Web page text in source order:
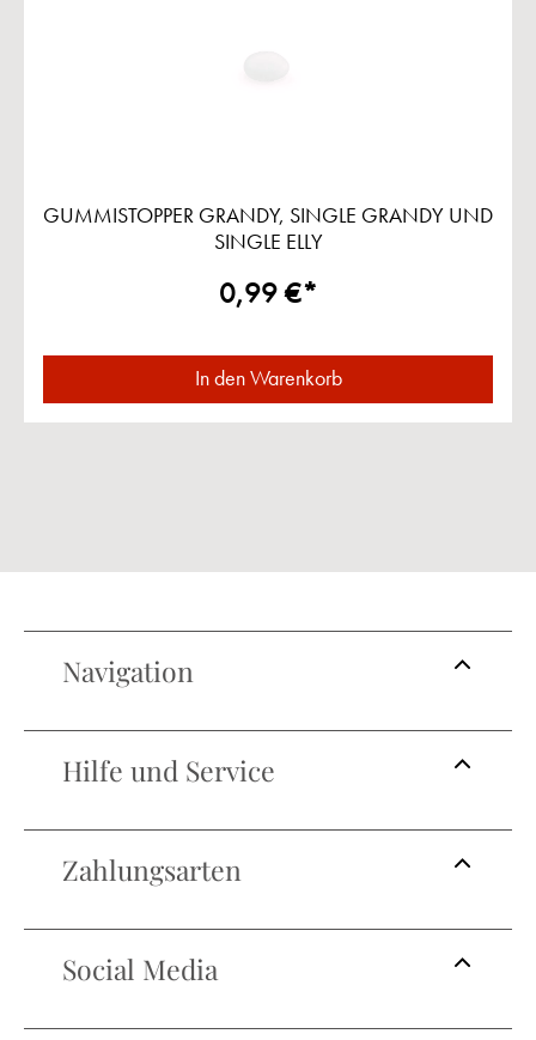
GUMMISTOPPER GRANDY, SINGLE GRANDY UND
SINGLE ELLY
0,99 €*
In den Warenkorb
Navigation
Hilfe und Service
Zahlungsarten
Social Media